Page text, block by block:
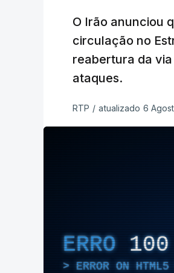
O Irão anunciou
circulação no
reabertura da via
ataques.
RTP / atualizado 6
ERRO 100
ERROR ON